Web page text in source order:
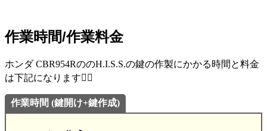
作業時間/作業料金
ホンダ CBR954RののH.I.S.S.の鍵の作製にかかる時間と料金
は下記になります💁‍♂️
作業時間 (鍵開け+鍵作成)